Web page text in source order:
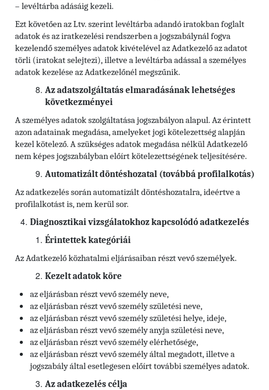
– levéltárba adásáig kezeli.
Ezt követően az Ltv. szerint levéltárba adandó iratokban foglalt
adatok és az iratkezelési rendszerben a jogszabálynál fogva
kezelendő személyes adatok kivételével az Adatkezelő az adatot
törli (iratokat selejtezi), illetve a levéltárba adással a személyes
adatok kezelése az Adatkezelőnél megszűnik.
Az adatszolgáltatás elmaradásának lehetséges
következményei
A személyes adatok szolgáltatása jogszabályon alapul. Az érintett
azon adatainak megadása, amelyeket jogi kötelezettség alapján
kezel kötelező. A szükséges adatok megadása nélkül Adatkezelő
nem képes jogszabályban előírt kötelezettségének teljesítésére.
Automatizált döntéshozatal (továbbá profilalkotás)
Az adatkezelés során automatizált döntéshozatalra, ideértve a
profilalkotást is, nem kerül sor.
Diagnosztikai vizsgálatokhoz kapcsolódó adatkezelés
Érintettek kategóriái
Az Adatkezelő közhatalmi eljárásaiban részt vevő személyek.
Kezelt adatok köre
az eljárásban részt vevő személy neve,
az eljárásban részt vevő személy születési neve,
az eljárásban részt vevő személy születési helye, ideje,
az eljárásban részt vevő személy anyja születési neve,
az eljárásban részt vevő személy elérhetősége,
az eljárásban részt vevő személy által megadott, illetve a
jogszabály által esetlegesen előírt további személyes adatok.
Az adatkezelés célja